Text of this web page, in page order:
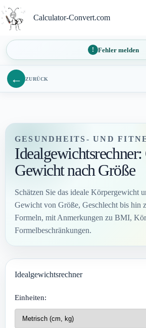
Inhalt
springen
Calculator-Convert.com
Fehler melden
← ZURÜCK
GESUNDHEITS- UND
Idealgewichtsrechner:
Gewicht nach Größe
Schätzen Sie das ideale Körpergewicht
Gewicht von Größe, Geschlecht bis hin
Formeln, mit Anmerkungen zu BMI,
Formelbeschränkungen.
Idealgewichtsrechner
Einheiten: